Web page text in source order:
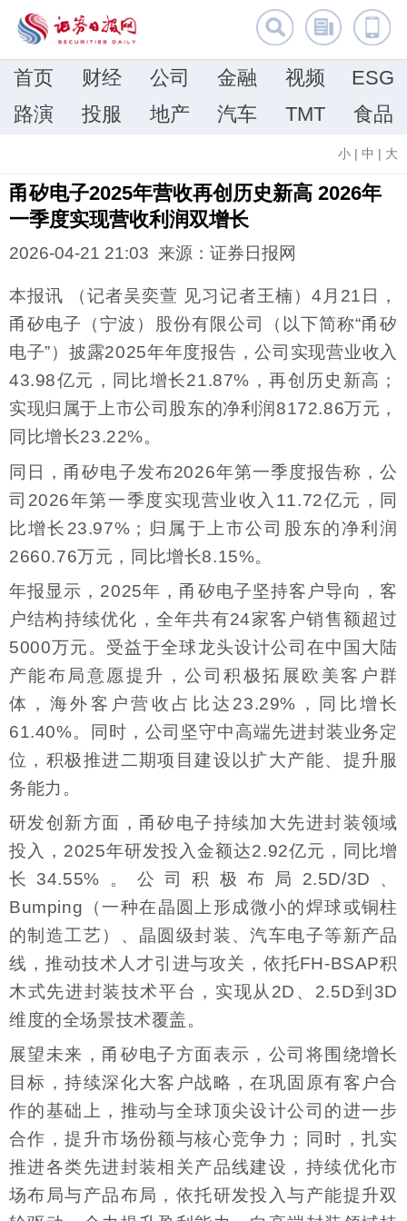
首页 财经 公司 金融 视频
ESG
路演
投服 地产 汽车 TMT 食品
小 | 中 | 大
甬矽电子2025年营收再创历史新高 2026年
一季度实现营收利润双增长
2026-04-21 21:03 来源：证券日报网
本报讯 （记者吴奕萱 见习记者王楠）4月21日，
甬矽电子（宁波）股份有限公司（以下简称“甬矽
电子”）披露2025年年度报告，公司实现营业收入
43.98亿元，同比增长21.87%，再创历史新高；
实现归属于上市公司股东的净利润8172.86万元，
同比增长23.22%。
同日，甬矽电子发布2026年第一季度报告称，公
司2026年第一季度实现营业收入11.72亿元，同
比增长23.97%；归属于上市公司股东的净利润
2660.76万元，同比增长8.15%。
年报显示，2025年，甬矽电子坚持客户导向，客
户结构持续优化，全年共有24家客户销售额超过
5000万元。受益于全球龙头设计公司在中国大陆
产能布局意愿提升，公司积极拓展欧美客户群
体，海外客户营收占比达23.29%，同比增长
61.40%。同时，公司坚守中高端先进封装业务定
位，积极推进二期项目建设以扩大产能、提升服
务能力。
研发创新方面，甬矽电子持续加大先进封装领域
投入，2025年研发投入金额达2.92亿元，同比增
长34.55%。公司积极布局2.5D/3D、
Bumping（一种在晶圆上形成微小的焊球或铜柱
的制造工艺）、晶圆级封装、汽车电子等新产品
线，推动技术人才引进与攻关，依托FH-BSAP积
木式先进封装技术平台，实现从2D、2.5D到3D
维度的全场景技术覆盖。
展望未来，甬矽电子方面表示，公司将围绕增长
目标，持续深化大客户战略，在巩固原有客户合
作的基础上，推动与全球顶尖设计公司的进一步
合作，提升市场份额与核心竞争力；同时，扎实
推进各类先进封装相关产品线建设，持续优化市
场布局与产品布局，依托研发投入与产能提升双